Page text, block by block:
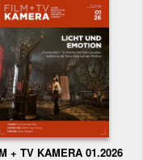
+ TV KAMERA 01.2026